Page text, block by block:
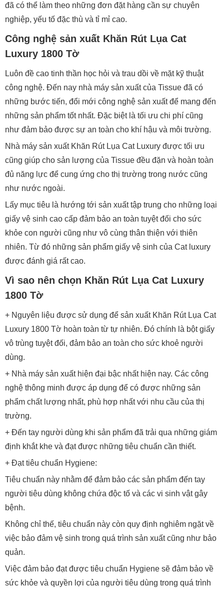
đã có thể làm theo những đơn đặt hàng cần sự chuyên
nghiệp, yếu tố đặc thù và tỉ mỉ cao.
Công nghệ sản xuất Khăn Rút Lụa Cat
Luxury 1800 Tờ
Luôn đề cao tinh thần học hỏi và trau dồi về mặt kỹ thuật
công nghệ. Đến nay nhà máy sản xuất của Tissue đã có
những bước tiến, đổi mới công nghệ sản xuất để mang đến
những sản phẩm tốt nhất. Đặc biệt là tối ưu chi phí cũng
như đảm bảo được sự an toàn cho khí hậu và môi trường.
Nhà máy sản xuất Khăn Rút Lụa Cat Luxury được tối ưu
cũng giúp cho sản lượng của Tissue đều đặn và hoàn toàn
đủ năng lực để cung ứng cho thị trường trong nước cũng
như nước ngoài.
Lấy mục tiêu là hướng tới sản xuất tập trung cho những loại
giấy vệ sinh cao cấp đảm bảo an toàn tuyệt đối cho sức
khỏe con người cũng như vô cùng thân thiện với thiên
nhiên. Từ đó những sản phẩm giấy vệ sinh của Cat luxury
được đánh giá rất cao.
Vì sao nên chọn Khăn Rút Lụa Cat Luxury
1800 Tờ
+ Nguyên liệu được sử dụng để sản xuất Khăn Rút Lụa Cat
Luxury 1800 Tờ hoàn toàn từ tự nhiên. Đó chính là bột giấy
vô trùng tuyệt đối, đảm bảo an toàn cho sức khoẻ người
dùng.
+ Nhà máy sản xuất hiện đại bậc nhất hiện nay. Các công
nghệ thông minh được áp dụng để có được những sản
phẩm chất lượng nhất, phù hợp nhất với nhu cầu của thị
trường.
+ Đến tay người dùng khi sản phẩm đã trải qua những giám
định khắt khe và đạt được những tiêu chuẩn cần thiết.
+ Đạt tiêu chuẩn Hygiene:
Tiêu chuẩn này nhằm để đảm bảo các sản phẩm đến tay
người tiêu dùng không chứa độc tố và các vi sinh vật gây
bệnh.
Không chỉ thế, tiêu chuẩn này còn quy định nghiêm ngặt về
việc bảo đảm vệ sinh trong quá trình sản xuất cũng như bảo
quản.
Việc đảm bảo đạt được tiêu chuẩn Hygiene sẽ đảm bảo về
sức khỏe và quyền lợi của người tiêu dùng trong quá trình